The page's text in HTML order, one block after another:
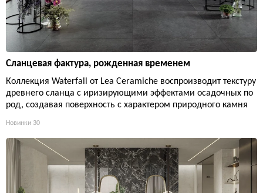
Сланцевая фактура, рожденная временем
Коллекция Waterfall от Lea Ceramiche воспроизводит текстуру
древнего сланца с иризирующими эффектами осадочных по
род, создавая поверхность с характером природного камня
Новинки 30